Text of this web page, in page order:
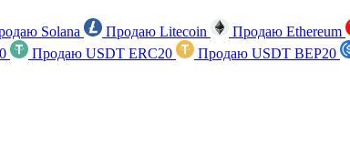
Solana Продаю Litecoin Продаю Ethereum
Продаю USDT ERC20 Продаю USDT BEP20